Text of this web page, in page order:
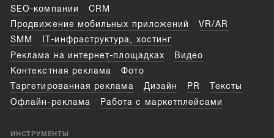
SEO-компании
CRM
Продвижение мобильных приложений
VR/AR
SMM
IT-инфраструктура, хостинг
Реклама на интернет-площадках
Видео
Контекстная реклама
Фото
Таргетированная реклама
Дизайн PR
Тексты
Офлайн-реклама
Работа с маркетплейсами
ИНСТРУМЕНТЫ